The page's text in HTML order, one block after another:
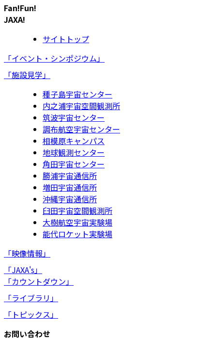
Fan!Fun!
JAXA!
サイトトップ
「イベント・シンポジウム」
「施設見学」
種子島宇宙センター
内之浦宇宙空間観測所
筑波宇宙センター
調布航空宇宙センター
相模原キャンパス
地球観測センター
角田宇宙センター
勝浦宇宙通信所
増田宇宙通信所
沖縄宇宙通信所
臼田宇宙空間観測所
大樹航空宇宙実験場
能代ロケット実験場
「映像情報」
「JAXA's」
「カウントダウン」
「ライブラリ」
「トピックス」
お問い合わせ